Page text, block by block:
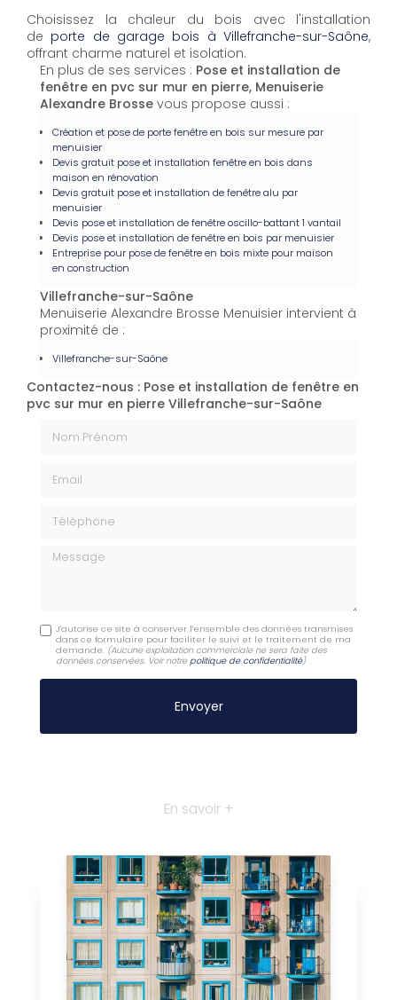
Choisissez la chaleur du bois avec l'installation
de porte de garage bois à Villefranche-sur-Saône,
offrant charme naturel et isolation.
En plus de ses services : Pose et installation de
fenêtre en pvc sur mur en pierre, Menuiserie
Alexandre Brosse vous propose aussi :
Création et pose de porte fenêtre en bois sur mesure par
menuisier
Devis gratuit pose et installation fenêtre en bois dans
maison en rénovation
Devis gratuit pose et installation de fenêtre alu par
menuisier
Devis pose et installation de fenêtre oscillo-battant 1 vantail
Devis pose et installation de fenêtre en bois par menuisier
Entreprise pour pose de fenêtre en bois mixte pour maison
en construction
Villefranche-sur-Saône
Menuiserie Alexandre Brosse Menuisier intervient à
proximité de :
Villefranche-sur-Saône
Contactez-nous : Pose et installation de fenêtre en
pvc sur mur en pierre Villefranche-sur-Saône
Message
J'autorise ce site à conserver l'ensemble des données transmises
dans ce formulaire pour faciliter le suivi et le traitement de ma
demande. (Aucune exploitation commerciale ne sera faite des
données conservées. Voir notrepolitique de confidentialité)
En savoir +